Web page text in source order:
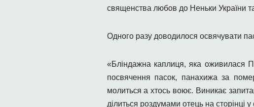
священства любов до Неньки України
Одного разу доводилося освячувати
«Бліндажна каплиця, яка оживилася
посвячення пасок, панахижа за
молиться а хтось воює. Виникає
ділиться роздумами отець на сторінці